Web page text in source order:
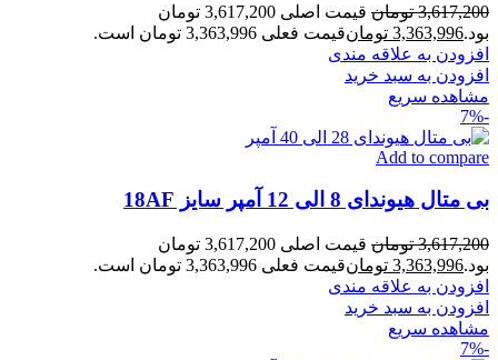
3,617,200 تومان
قیمت اصلی 3,617,200 تومان
بود.3,363,996 تومانقیمت فعلی 3,363,996 تومان است.
افزودن به علاقه مندی
افزودن به سبد خرید
مشاهده سریع
-7%
Add to compare
بی متال هیوندای 8 الی 12 آمپر سایز 18AF
3,617,200 تومان
قیمت اصلی 3,617,200 تومان
بود.3,363,996 تومانقیمت فعلی 3,363,996 تومان است.
افزودن به علاقه مندی
افزودن به سبد خرید
مشاهده سریع
-7%